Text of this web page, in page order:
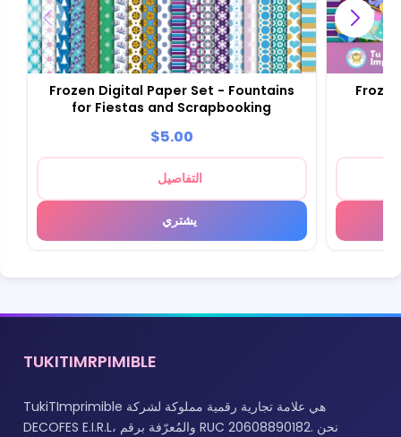
Frozen Digital Paper Set - Fountains
for Fiestas and Scrapbooking
$5.00
التفاصيل
يشتري
TUKITIMRPIMIBLE
TukiTImprimible هي علامة تجارية رقمية مملوكة لشركة
DECOFES E.I.R.L، والمُعرّفة برقم RUC 20608890182. نحن